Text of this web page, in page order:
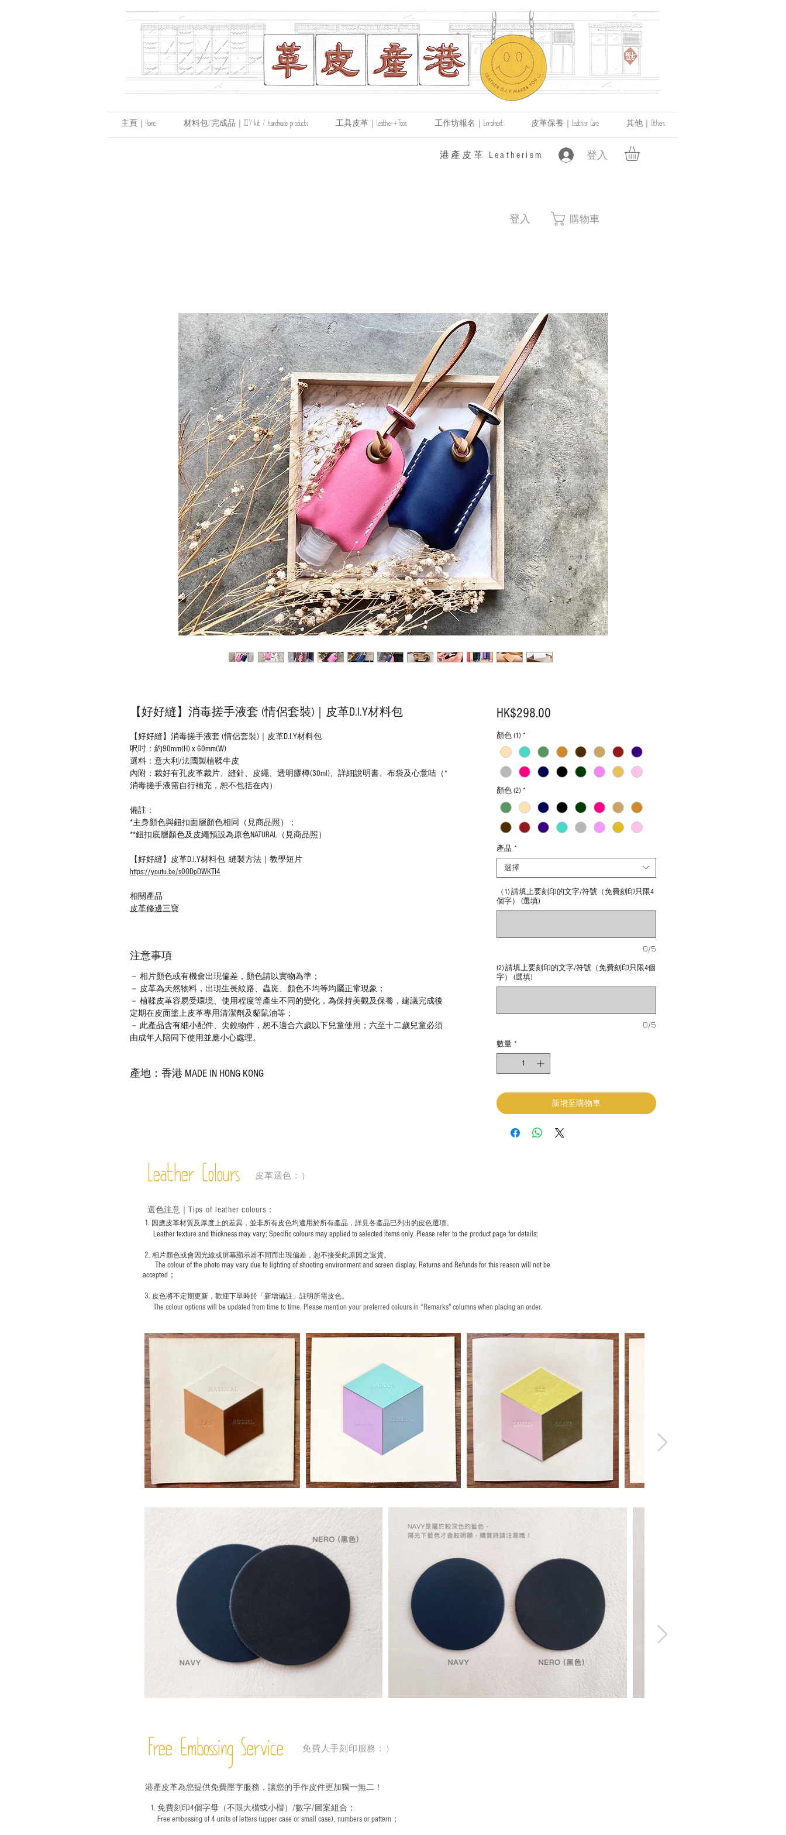
主頁｜Home 材料包/完成品｜DIY kit / handmade products 工具皮革｜Leather+Tools 工作坊報名｜Enrolment 皮革保養｜Leather Care 其他｜Others
登入
​港產皮革 Leatherism
登入 購物車
【好好縫】消毒搓手液套 (情侶套裝)｜皮革D.I.Y材料包
【好好縫】消毒搓手液套 (情侶套裝)｜皮革D.I.Y材料包
呎吋：約90mm(H) x 60mm(W)
選料：意大利/法國製植鞣牛皮
內附：裁好有孔皮革裁片、縫針、皮繩、透明膠樽(30ml)、詳細說明書、布袋及心意咭（*
消毒搓手液需自行補充，恕不包括在內）
備註：
*主身顏色與鈕扣面層顏色相同（見商品照）；
**鈕扣底層顏色及皮繩預設為原色NATURAL（見商品照）
【好好縫】皮革D.I.Y材料包 縫製方法｜教學短片
https://youtu.be/s0ODpDWKTI4
相關產品
皮革修邊三寶
注意事項
－ 相片顏色或有機會出現偏差，顏色請以實物為準；
－ 皮革為天然物料，出現生長紋路、蟲斑、顏色不均等均屬正常現象；
－ 植鞣皮革容易受環境、使用程度等產生不同的變化，為保持美觀及保養，建議完成後
定期在皮面塗上皮革專用清潔劑及貂鼠油等；
－ 此產品含有細小配件、尖銳物件，恕不適合六歲以下兒童使用；六至十二歲兒童必須
由成年人陪同下使用並應小心處理。
產地：香港 MADE IN HONG KONG
HK$298.00價
顏色 (1) *
顏色 (2) *
產品 *
選擇
（1) 請填上要刻印的文字/符號（免費刻印只限4
個字） (選填)
0/5
(2) 請填上要刻印的文字/符號（免費刻印只限4個
字） (選填)
0/5
數量 *
新增至購物車
Leather Colours 皮革選色：）
1. ​ 因應皮革材質及厚度上的差異，並非所有皮色均適用於所有產品，詳見各產品巳列出的皮色選項。
Leather texture and thickness may vary; Specific colours may applied to selected items only. Please refer to the product page for details;
2. 相片顏色或會因光線或屏幕顯示器不同而出現偏差，恕不接受此原因之退貨。
The colour of the photo may vary due to lighting of shooting environment and screen display, Returns and Refunds for this reason will not be
accepted；
3. 皮色將不定期更新，歡迎下單時於「新增備註」註明 所需皮色。
The colour options will be updated from time to time. Please mention your preferred colours in “Remarks" columns when placing an order.
選色注意｜ Tips of leather colours ：
Free Embossing Service 免費人手刻印服務：）
港產皮革為您提供免費壓字服務，讓您的手作皮件更加獨一無二！
1. 免費刻印4個字母（不限大楷或小楷）/數字/圖案組合；
Free embossing of 4 units of letters (upper case or small case), numbers or pattern；